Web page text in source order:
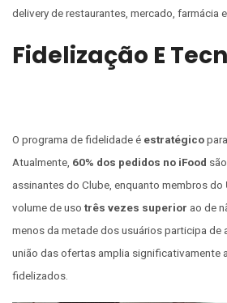
delivery de restaurantes, mercado, farmácia
Fidelização E
O programa de fidelidade é estratégico
Atualmente, 60% dos pedidos no iFood
assinantes do Clube, enquanto membros do
volume de uso três vezes superior ao de
menos da metade dos usuários participa de
união das ofertas amplia significativamente
fidelizados.